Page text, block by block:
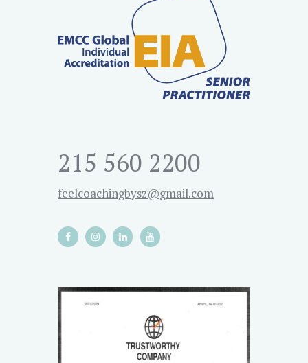
215 560 2200
feelcoachingbysz@gmail.com